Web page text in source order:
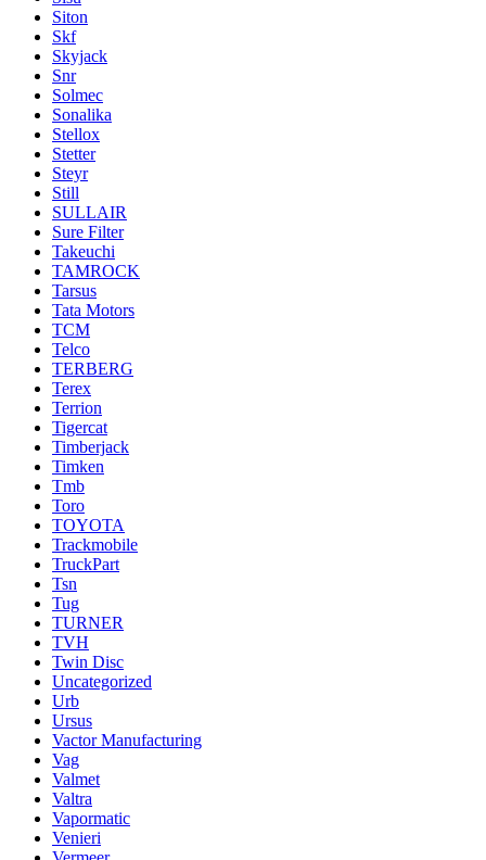
Siton
Skf
Skyjack
Snr
Solmec
Sonalika
Stellox
Stetter
Steyr
Still
SULLAIR
Sure Filter
Takeuchi
TAMROCK
Tarsus
Tata Motors
TCM
Telco
TERBERG
Terex
Terrion
Tigercat
Timberjack
Timken
Tmb
Toro
TOYOTA
Trackmobile
TruckPart
Tsn
Tug
TURNER
TVH
Twin Disc
Uncategorized
Urb
Ursus
Vactor Manufacturing
Vag
Valmet
Valtra
Vapormatic
Venieri